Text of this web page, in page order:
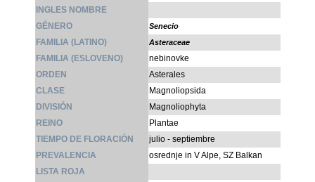
INGLES NOMBRE
GÉNERO
Senecio
FAMILIA (LATINO) Asteraceae
FAMILIA (ESLOVENO)
nebinovke
ORDEN
Asterales
CLASE
Magnoliopsida
DIVISIÓN
Magnoliophyta
REINO
Plantae
TIEMPO DE FLORACIÓN
julio - septiembre
PREVALENCIA
osrednje in V Alpe, SZ Balkan
LISTA ROJA